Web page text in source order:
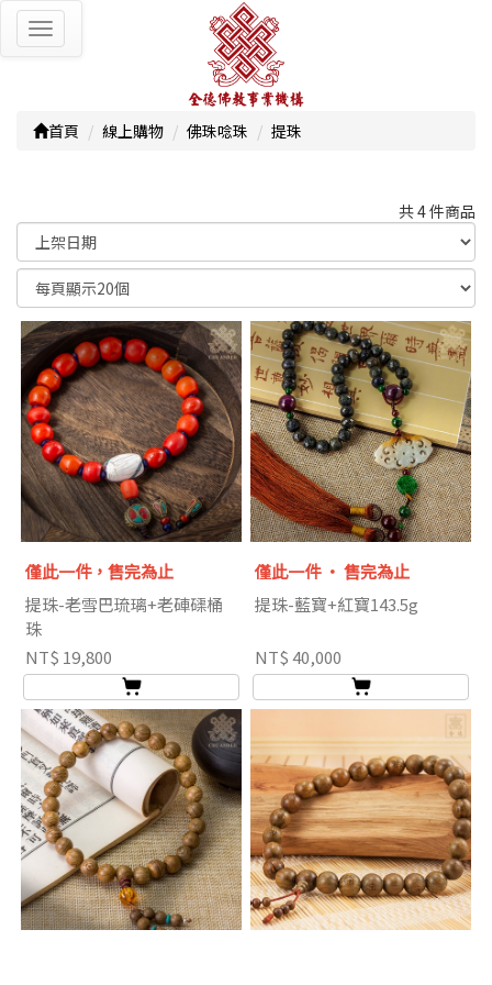
Toggle
navigation
首頁 線上購物 佛珠唸珠 提珠
共 4 件商品
顯示篩選條件
僅此一件，售完為止
提珠-老雪巴琉璃+老硨磲桶
珠
NT$ 19,800
僅此一件 ‧ 售完為止
提珠-藍寶+紅寶143.5g
NT$ 40,000